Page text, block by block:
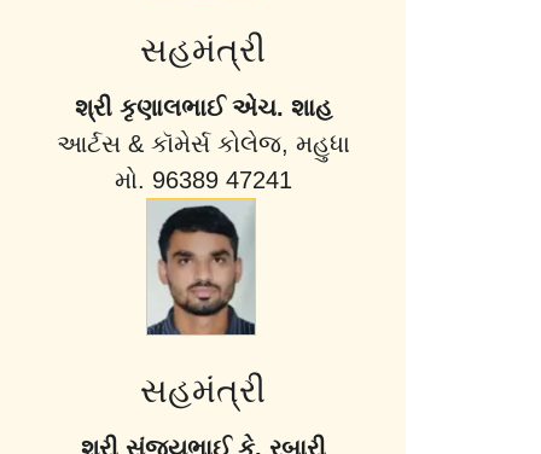
સહમંત્રી
શ્રી કૃણાલભાઈ એચ. શાહ
આર્ટસ & કૉમેર્સ કોલેજ, મહુધા
મો. 96389 47241
સહમંત્રી
શ્રી સંજયભાઈ કે. રબારી